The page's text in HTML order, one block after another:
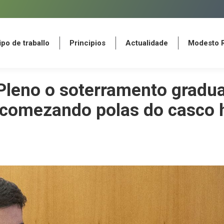
de traballo Principios Actualidade Modesto
o soterramento
polas do casco
de traballo Principios Actualidade Modesto